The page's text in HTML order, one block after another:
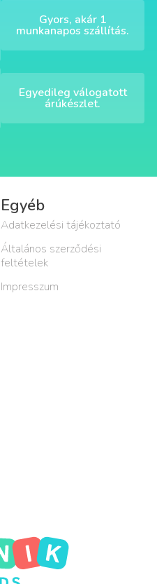
Gyors, akár 1
munkanapos szállítás.
Egyedileg válogatott
árúkészlet.
Egyéb
Adatkezelési tájékoztató
Általános szerződési
feltételek
Impresszum